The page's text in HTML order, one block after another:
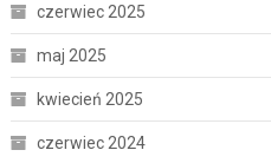
czerwiec 2025
maj 2025
kwiecień 2025
czerwiec 2024